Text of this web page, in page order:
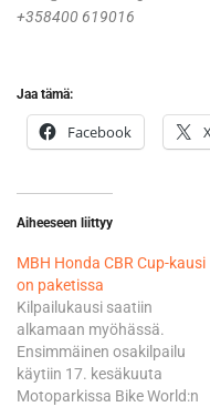
+358400 619016
Jaa tämä:
Facebook
Aiheeseen liittyy
MBH Honda CBR Cup-kausi
on paketissa
Kilpailukausi saatiin
alkamaan myöhässä.
Ensimmäinen osakilpailu
käytiin 17. kesäkuuta
Motoparkissa Bike World:n